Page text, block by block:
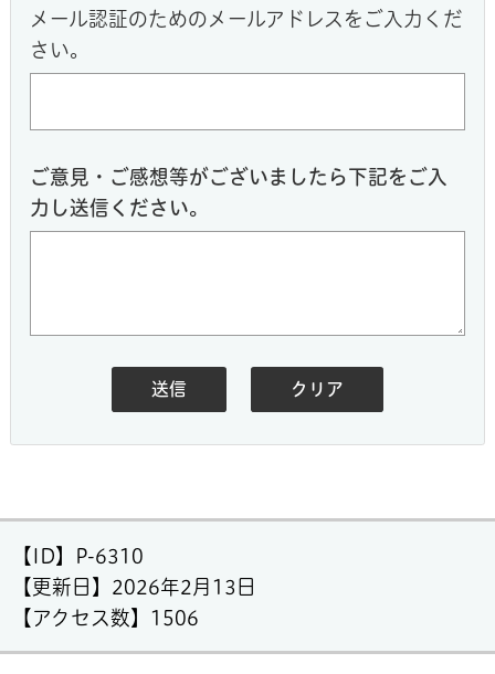
メール認証のためのメールアドレスをご入力くだ
さい。
ご意見・ご感想等がございましたら下記をご入
力し送信ください。
【ID】
P-6310
【更新日】 2026年2月13日
【アクセス数】 1506